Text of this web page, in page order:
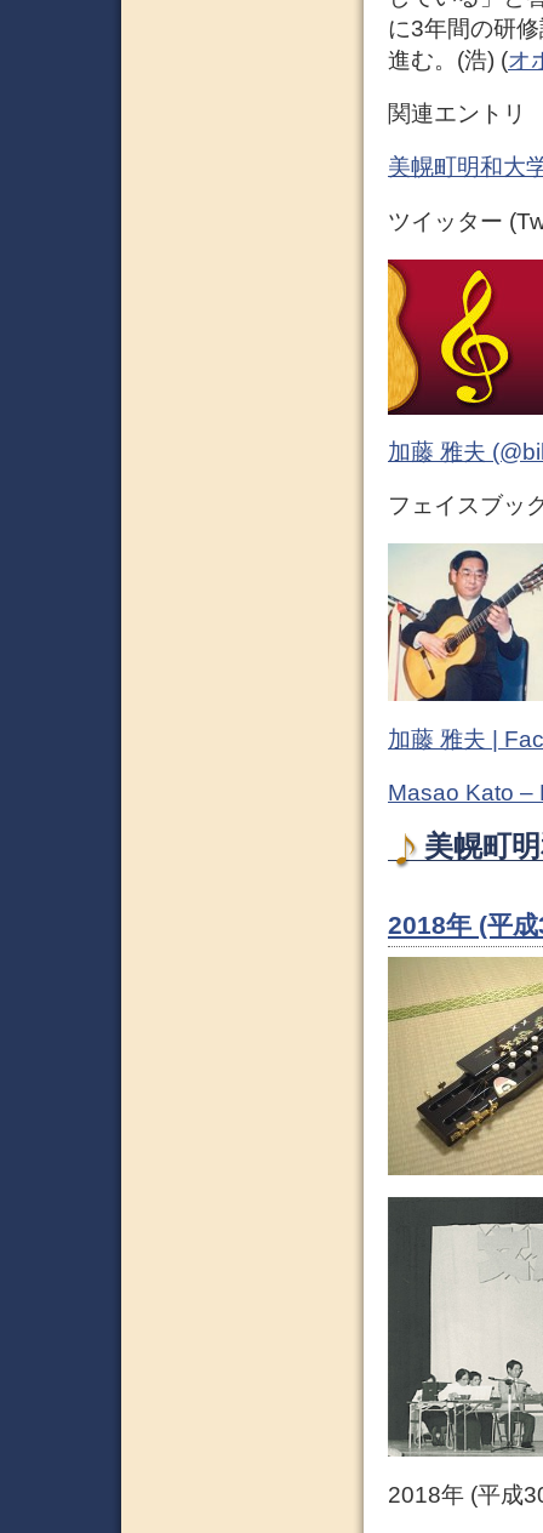
に3年間の研
進む。(浩) (オ
関連エントリ
美幌町明和大
ツイッター
加藤 雅夫
フェイスブッ
加藤 雅夫 |
Masao Kato –
美幌町
2018年 (平
2018年 (平成